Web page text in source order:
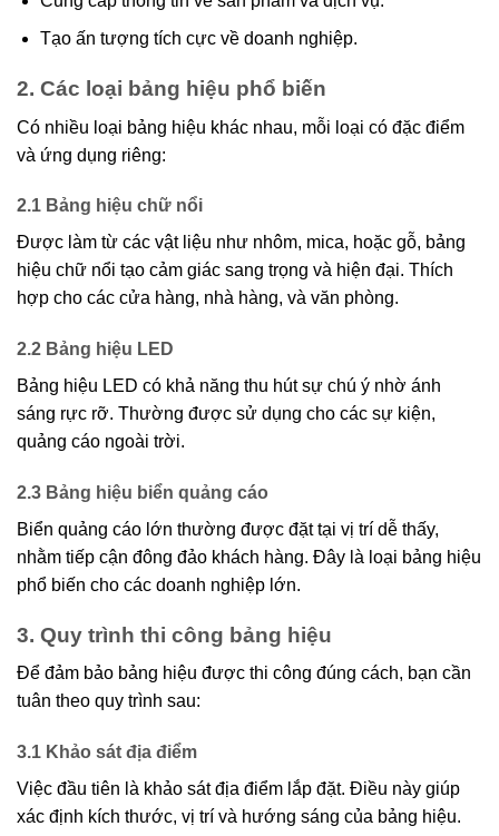
Tạo ấn tượng tích cực về doanh nghiệp.
2. Các loại bảng hiệu phổ biến
Có nhiều loại bảng hiệu khác nhau, mỗi loại có đặc điểm
và ứng dụng riêng:
2.1 Bảng hiệu chữ nổi
Được làm từ các vật liệu như nhôm, mica, hoặc gỗ, bảng
hiệu chữ nổi tạo cảm giác sang trọng và hiện đại. Thích
hợp cho các cửa hàng, nhà hàng, và văn phòng.
2.2 Bảng hiệu LED
Bảng hiệu LED có khả năng thu hút sự chú ý nhờ ánh
sáng rực rỡ. Thường được sử dụng cho các sự kiện,
quảng cáo ngoài trời.
2.3 Bảng hiệu biển quảng cáo
Biển quảng cáo lớn thường được đặt tại vị trí dễ thấy,
nhằm tiếp cận đông đảo khách hàng. Đây là loại bảng hiệu
phổ biến cho các doanh nghiệp lớn.
3. Quy trình thi công bảng hiệu
Để đảm bảo bảng hiệu được thi công đúng cách, bạn cần
tuân theo quy trình sau:
3.1 Khảo sát địa điểm
Việc đầu tiên là khảo sát địa điểm lắp đặt. Điều này giúp
xác định kích thước, vị trí và hướng sáng của bảng hiệu.